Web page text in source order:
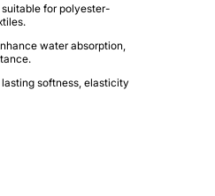
for polyester-
water absorption,
softness, elasticity